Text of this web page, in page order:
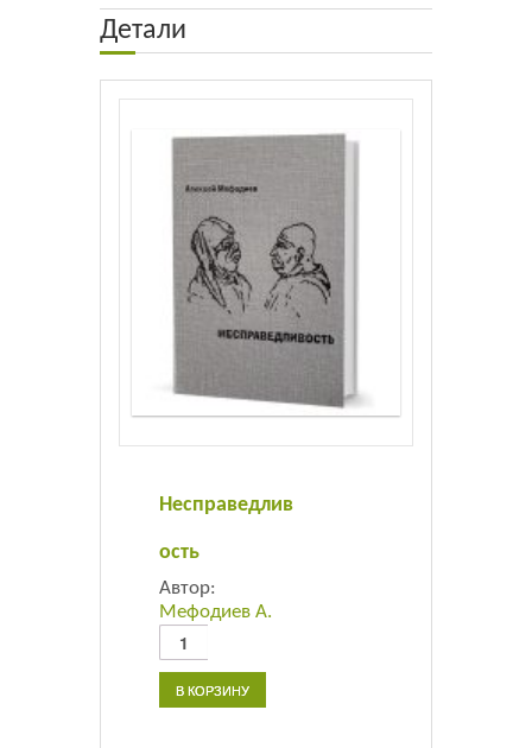
Контакты
Букинистические книги
Детали
Несправедлив
ость
Автор:
Мефодиев А.
Количество
товара
Несправедливость
В КОРЗИНУ